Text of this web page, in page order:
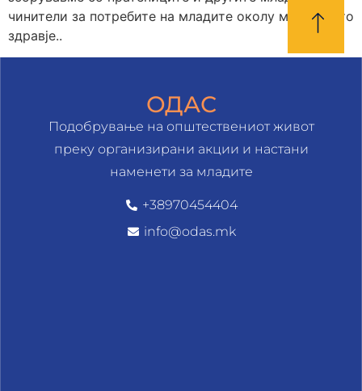
чинители за потребите на младите околу менталното
здравје..
ОДАС
Подобрување на општествениот живот
преку организирани акции и настани
наменети за младите
+38970454404
info@odas.mk